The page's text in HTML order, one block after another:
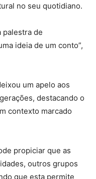
no seu quotidiano.
palestra de
ideia de um conto”,
um apelo aos
destacando o
contexto marcado
propiciar que as
outros grupos
que esta permite